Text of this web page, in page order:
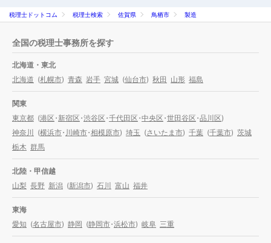
税理士ドットコム 税理士検索 佐賀県 鳥栖市 製造
全国の税理士事務所を探す
北海道・東北
北海道 (札幌市) 青森 岩手 宮城 (仙台市) 秋田 山形 福島
関東
東京都 (港区・新宿区・渋谷区・千代田区・中央区・世田谷区・品川区)
神奈川
(横浜市・川崎市・相模原市) 埼玉 (さいたま市) 千葉 (千葉市) 茨城
栃木 群馬
北陸・甲信越
山梨 長野 新潟 (新潟市) 石川 富山 福井
東海
愛知 (名古屋市) 静岡 (静岡市・浜松市) 岐阜 三重